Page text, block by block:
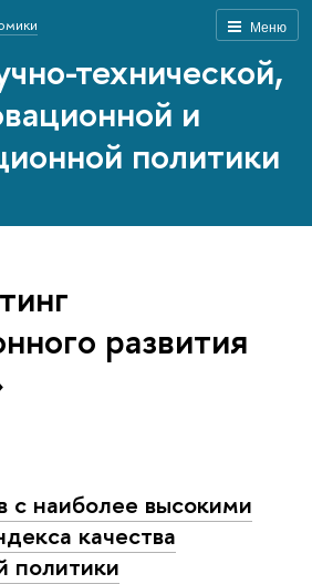
Меню
технической,
и
политики
развития
с наиболее высокими
качества
политики